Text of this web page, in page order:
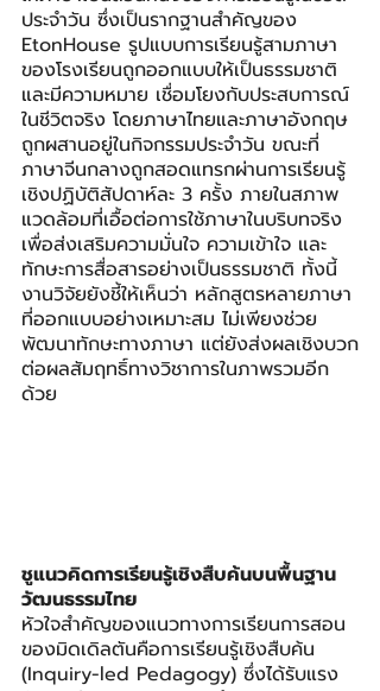
ประจำวัน ซึ่งเป็นรากฐานสำคัญของ
EtonHouse รูปแบบการเรียนรู้สามภาษา
ของโรงเรียนถูกออกแบบให้เป็นธรรมชาติ
และมีความหมาย เชื่อมโยงกับประสบการณ์
ในชีวิตจริง โดยภาษาไทยและภาษาอังกฤษ
ถูกผสานอยู่ในกิจกรรมประจำวัน ขณะที่
ภาษาจีนกลางถูกสอดแทรกผ่านการเรียนรู้
เชิงปฏิบัติสัปดาห์ละ 3 ครั้ง ภายในสภาพ
แวดล้อมที่เอื้อต่อการใช้ภาษาในบริบทจริง
เพื่อส่งเสริมความมั่นใจ ความเข้าใจ และ
ทักษะการสื่อสารอย่างเป็นธรรมชาติ ทั้งนี้
งานวิจัยยังชี้ให้เห็นว่า หลักสูตรหลายภาษา
ที่ออกแบบอย่างเหมาะสม ไม่เพียงช่วย
พัฒนาทักษะทางภาษา แต่ยังส่งผลเชิงบวก
ต่อผลสัมฤทธิ์ทางวิชาการในภาพรวมอีก
ด้วย
ชูแนวคิดการเรียนรู้เชิงสืบค้นบนพื้นฐาน
วัฒนธรรมไทย
หัวใจสำคัญของแนวทางการเรียนการสอน
ของมิดเดิลตันคือการเรียนรู้เชิงสืบค้น
(Inquiry-led Pedagogy) ซึ่งได้รับแรง